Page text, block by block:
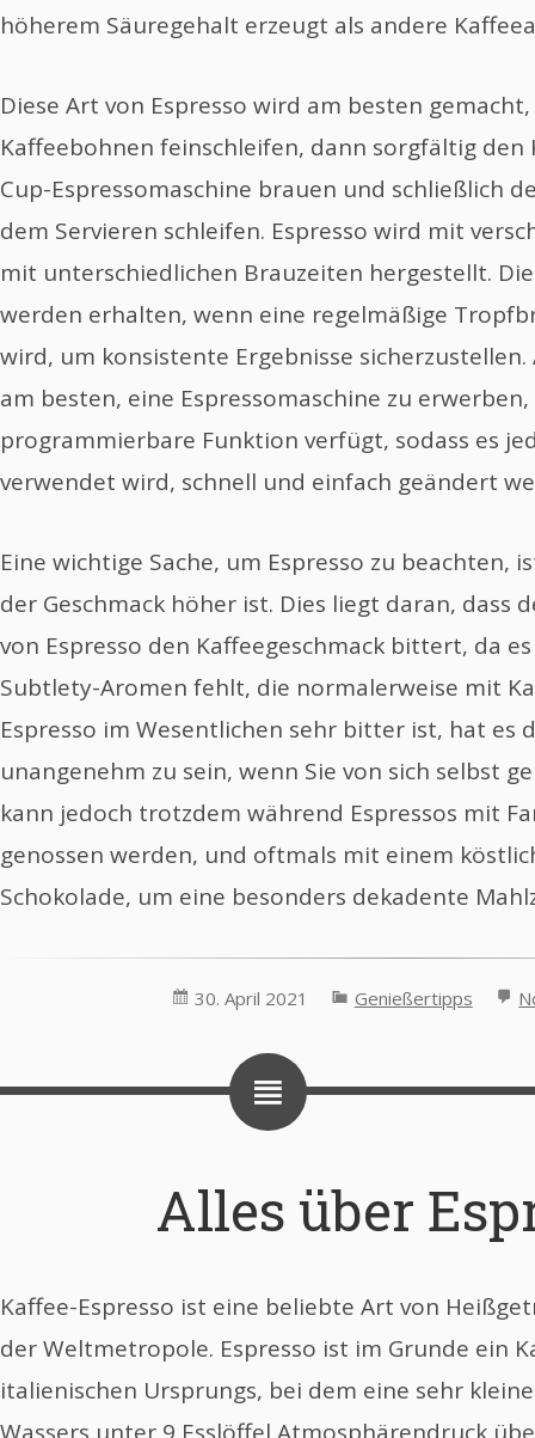
höherem Säuregehalt erzeugt als andere
Diese Art von Espresso wird am besten
Kaffeebohnen feinschleifen, dann sorgfältig den
Cup-Espressomaschine brauen und schließlich
dem Servieren schleifen. Espresso wird mit
mit unterschiedlichen Brauzeiten hergestellt.
werden erhalten, wenn eine regelmäßige
wird, um konsistente Ergebnisse sicherzustellen.
am besten, eine Espressomaschine zu
programmierbare Funktion verfügt, sodass es
verwendet wird, schnell und einfach geändert
Eine wichtige Sache, um Espresso zu beachten,
der Geschmack höher ist. Dies liegt daran, dass
von Espresso den Kaffeegeschmack bittert, da
Subtlety-Aromen fehlt, die normalerweise mit
Espresso im Wesentlichen sehr bitter ist, hat es
unangenehm zu sein, wenn Sie von sich selbst
kann jedoch trotzdem während Espressos mit
genossen werden, und oftmals mit einem
Schokolade, um eine besonders dekadente
30. April 2021 Genießertipps
Alles über
Kaffee-Espresso ist eine beliebte Art von
der Weltmetropole. Espresso ist im Grunde ein
italienischen Ursprungs, bei dem eine sehr